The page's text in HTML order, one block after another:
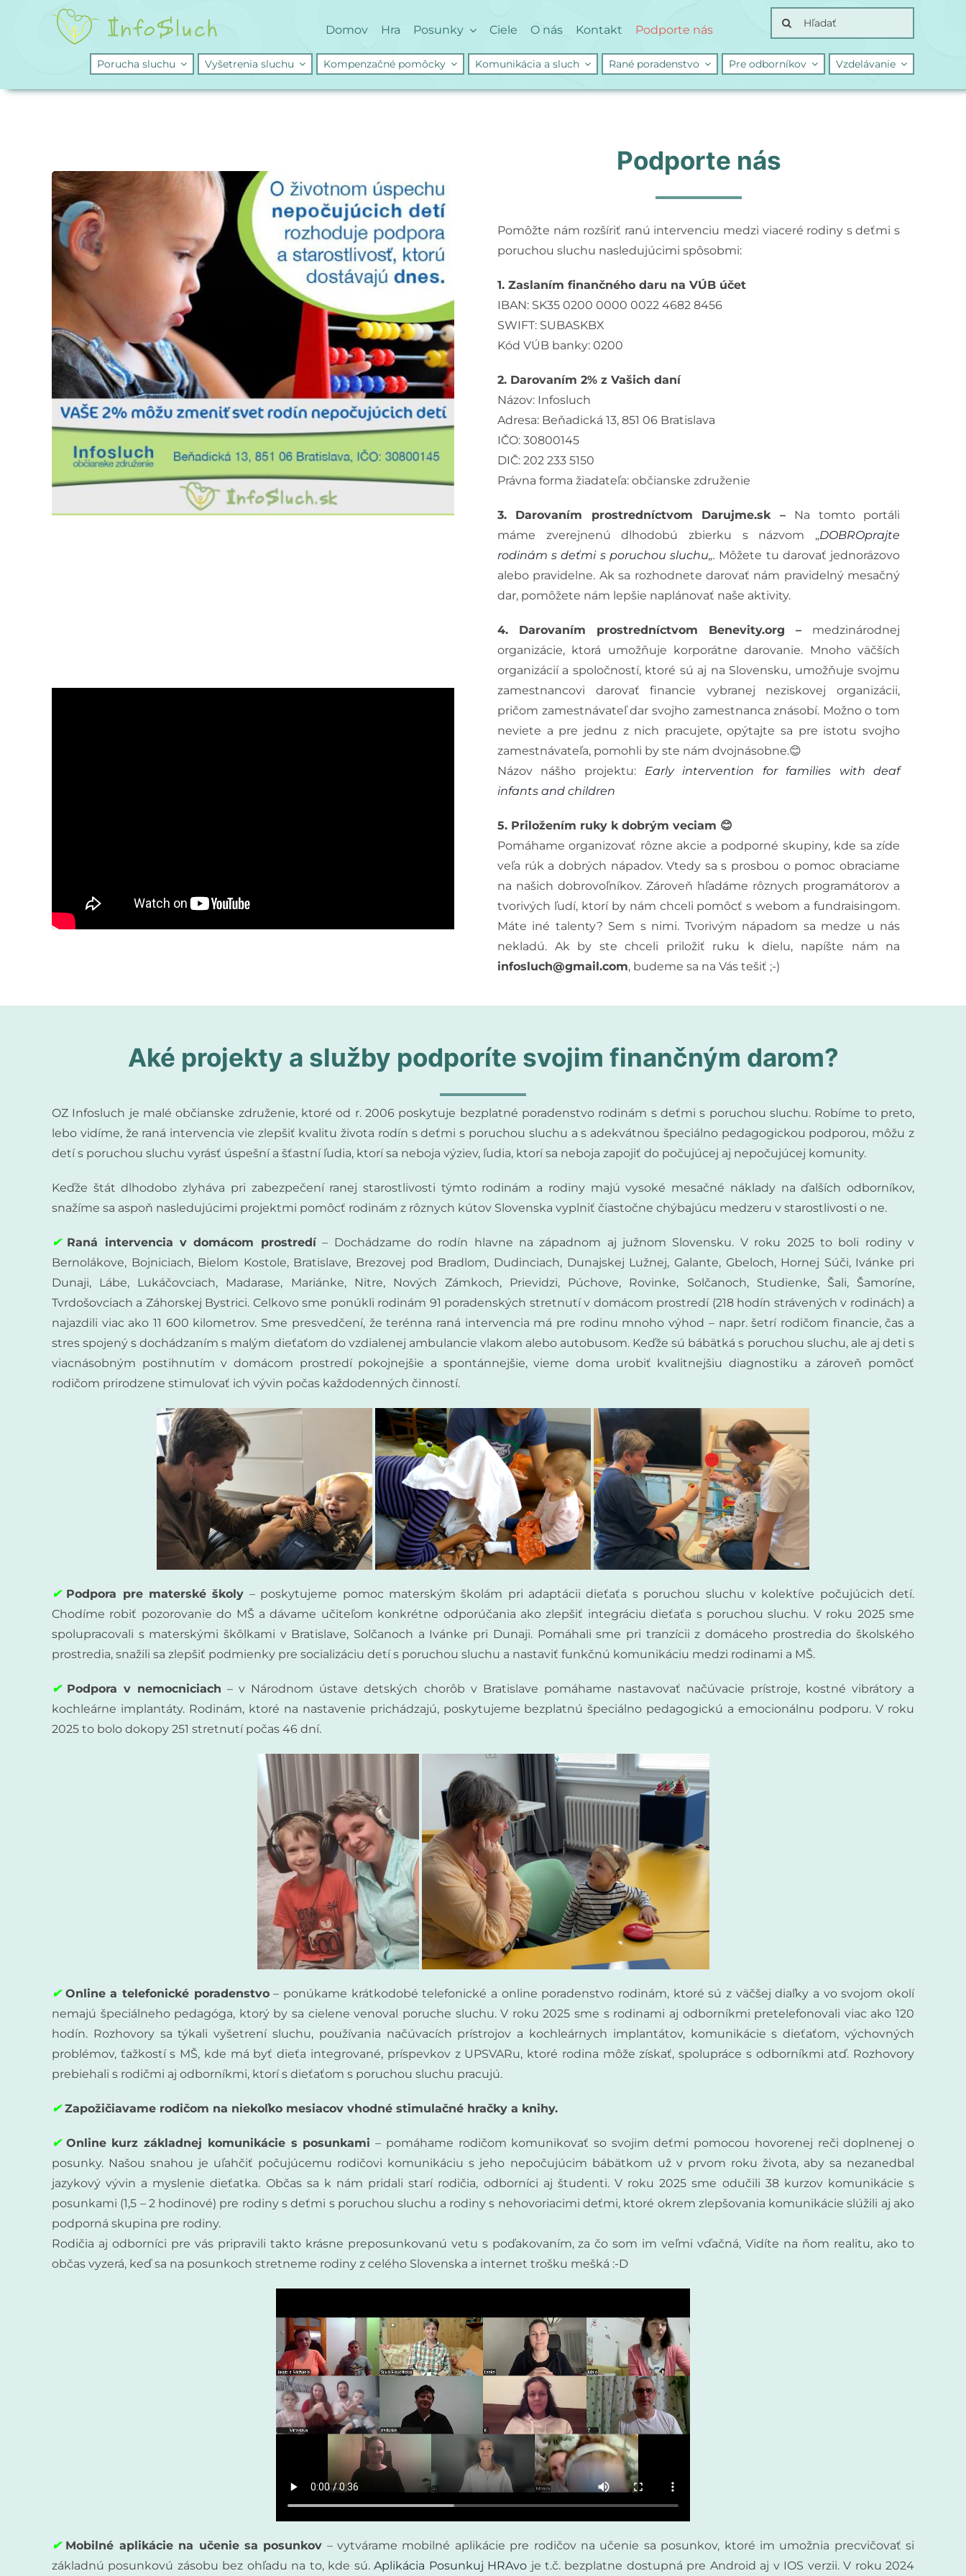
Domov Hra Posunky Ciele O nás Kontakt Podporte nás
Search
for:
Porucha sluchu Vyšetrenia sluchu Kompenzačné pomôcky Komunikácia a sluch Rané poradenstvo Pre odborníkov Vzdelávanie
Podporte nás
Pomôžte nám rozšíriť ranú intervenciu medzi viaceré rodiny s deťmi s
poruchou sluchu nasledujúcimi spôsobmi:
1. Zaslaním finančného daru na VÚB účet
IBAN: SK35 0200 0000 0022 4682 8456
SWIFT: SUBASKBX
Kód VÚB banky: 0200
2. Darovaním 2% z Vašich daní
Názov: Infosluch
Adresa: Beňadická 13, 851 06 Bratislava
IČO: 30800145
DIČ: 202 233 5150
Právna forma žiadateľa: občianske združenie
3. Darovaním prostredníctvom Darujme.sk – Na tomto portáli
máme zverejnenú dlhodobú zbierku s názvom „DOBROprajte
rodinám s deťmi s poruchou sluchu„. Môžete tu darovať jednorázovo
alebo pravidelne. Ak sa rozhodnete darovať nám pravidelný mesačný
dar, pomôžete nám lepšie naplánovať naše aktivity.
4. Darovaním prostredníctvom Benevity.org – medzinárodnej
organizácie, ktorá umožňuje korporátne darovanie. Mnoho väčších
organizácií a spoločností, ktoré sú aj na Slovensku, umožňuje svojmu
zamestnancovi darovať financie vybranej neziskovej organizácii,
pričom zamestnávateľ dar svojho zamestnanca znásobí. Možno o tom
neviete a pre jednu z nich pracujete, opýtajte sa pre istotu svojho
zamestnávateľa, pomohli by ste nám dvojnásobne.😊
Názov nášho projektu: Early intervention for families with deaf
infants and children
5. Priložením ruky k dobrým veciam 😊
Pomáhame organizovať rôzne akcie a podporné skupiny, kde sa zíde
veľa rúk a dobrých nápadov. Vtedy sa s prosbou o pomoc obraciame
na našich dobrovoľníkov. Zároveň hľadáme rôznych programátorov a
tvorivých ľudí, ktorí by nám chceli pomôcť s webom a fundraisingom.
Máte iné talenty? Sem s nimi. Tvorivým nápadom sa medze u nás
nekladú. Ak by ste chceli priložiť ruku k dielu, napíšte nám na
infosluch@gmail.com, budeme sa na Vás tešiť ;-)
Aké projekty a služby podporíte svojim finančným darom?
OZ Infosluch je malé občianske združenie, ktoré od r. 2006 poskytuje bezplatné poradenstvo rodinám s deťmi s poruchou sluchu. Robíme to preto,
lebo vidíme, že raná intervencia vie zlepšiť kvalitu života rodín s deťmi s poruchou sluchu a s adekvátnou špeciálno pedagogickou podporou, môžu z
detí s poruchou sluchu vyrásť úspešní a šťastní ľudia, ktorí sa neboja výziev, ľudia, ktorí sa neboja zapojiť do počujúcej aj nepočujúcej komunity.
Keďže štát dlhodobo zlyháva pri zabezpečení ranej starostlivosti týmto rodinám a rodiny majú vysoké mesačné náklady na ďalších odborníkov,
snažíme sa aspoň nasledujúcimi projektmi pomôcť rodinám z rôznych kútov Slovenska vyplniť čiastočne chýbajúcu medzeru v starostlivosti o ne.
✔ Raná intervencia v domácom prostredí– Dochádzame do rodín hlavne na západnom aj južnom Slovensku. V roku 2025 to boli rodiny v
Bernolákove, Bojniciach, Bielom Kostole, Bratislave, Brezovej pod Bradlom, Dudinciach, Dunajskej Lužnej, Galante, Gbeloch, Hornej Súči, Ivánke pri
Dunaji, Lábe, Lukáčovciach, Madarase, Mariánke, Nitre, Nových Zámkoch, Prievidzi, Púchove, Rovinke, Solčanoch, Studienke, Šali, Šamoríne,
Tvrdošovciach a Záhorskej Bystrici. Celkovo sme ponúkli rodinám 91 poradenských stretnutí v domácom prostredí (218 hodín strávených v rodinách) a
najazdili viac ako 11 600 kilometrov. Sme presvedčení, že terénna raná intervencia má pre rodinu mnoho výhod – napr. šetrí rodičom financie, čas a
stres spojený s dochádzaním s malým dieťaťom do vzdialenej ambulancie vlakom alebo autobusom. Keďže sú bábätká s poruchou sluchu, ale aj deti s
viacnásobným postihnutím v domácom prostredí pokojnejšie a spontánnejšie, vieme doma urobiť kvalitnejšiu diagnostiku a zároveň pomôcť
rodičom prirodzene stimulovať ich vývin počas každodenných činností.
✔ Podpora pre materské školy – poskytujeme pomoc materským školám pri adaptácii dieťaťa s poruchou sluchu v kolektíve počujúcich detí.
Chodíme robiť pozorovanie do MŠ a dávame učiteľom konkrétne odporúčania ako zlepšiť integráciu dieťaťa s poruchou sluchu. V roku 2025 sme
spolupracovali s materskými škôlkami v Bratislave, Solčanoch a Ivánke pri Dunaji. Pomáhali sme pri tranzícii z domáceho prostredia do školského
prostredia, snažili sa zlepšiť podmienky pre socializáciu detí s poruchou sluchu a nastaviť funkčnú komunikáciu medzi rodinami a MŠ.
✔ Podpora v nemocniciach – v Národnom ústave detských chorôb v Bratislave pomáhame nastavovať načúvacie prístroje, kostné vibrátory a
kochleárne implantáty. Rodinám, ktoré na nastavenie prichádzajú, poskytujeme bezplatnú špeciálno pedagogickú a emocionálnu podporu. V roku
2025 to bolo dokopy 251 stretnutí počas 46 dní.
✔ Online a telefonické poradenstvo– ponúkame krátkodobé telefonické a online poradenstvo rodinám, ktoré sú z väčšej diaľky a vo svojom okolí
nemajú špeciálneho pedagóga, ktorý by sa cielene venoval poruche sluchu. V roku 2025 sme s rodinami aj odborníkmi pretelefonovali viac ako 120
hodín. Rozhovory sa týkali vyšetrení sluchu, používania načúvacích prístrojov a kochleárnych implantátov, komunikácie s dieťaťom, výchovných
problémov, ťažkostí s MŠ, kde má byť dieťa integrované, príspevkov z UPSVARu, ktoré rodina môže získať, spolupráce s odborníkmi atď. Rozhovory
prebiehali s rodičmi aj odborníkmi, ktorí s dieťaťom s poruchou sluchu pracujú.
✔Zapožičiavame rodičom na niekoľko mesiacov vhodné stimulačné hračky a knihy.
✔ Online kurz základnej komunikácie s posunkami – pomáhame rodičom komunikovať so svojim deťmi pomocou hovorenej reči doplnenej o
posunky. Našou snahou je uľahčiť počujúcemu rodičovi komunikáciu s jeho nepočujúcim bábätkom už v prvom roku života, aby sa nezanedbal
jazykový vývin a myslenie dieťatka. Občas sa k nám pridali starí rodičia, odborníci aj študenti. V roku 2025 sme odučili 38 kurzov komunikácie s
posunkami (1,5 – 2 hodinové) pre rodiny s deťmi s poruchou sluchu a rodiny s nehovoriacimi deťmi, ktoré okrem zlepšovania komunikácie slúžili aj ako
podporná skupina pre rodiny.
Rodičia aj odborníci pre vás pripravili takto krásne preposunkovanú vetu s poďakovaním, za čo som im veľmi vďačná, Vidíte na ňom realitu, ako to
občas vyzerá, keď sa na posunkoch stretneme rodiny z celého Slovenska a internet trošku mešká :-D
✔ Mobilné aplikácie na učenie sa posunkov – vytvárame mobilné aplikácie pre rodičov na učenie sa posunkov, ktoré im umožnia precvičovať si
základnú posunkovú zásobu bez ohľadu na to, kde sú.Aplikácia Posunkuj HRAvo je t.č. bezplatne dostupná pre Android aj v IOS verzii. V roku 2024